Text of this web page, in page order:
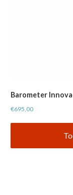
Barometer
€695,00